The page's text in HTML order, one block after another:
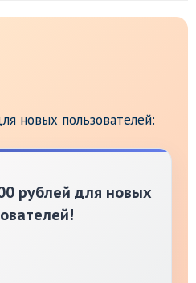
новых пользователей:
рублей для новых